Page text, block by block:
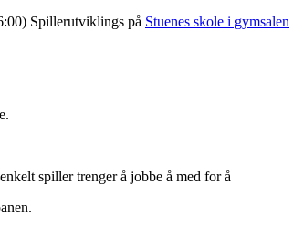
Spillerutviklings på Stuenes skole i gymsalen
spiller trenger å jobbe å med for å